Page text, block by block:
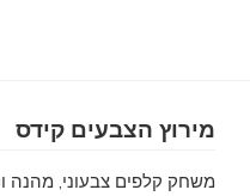
מירוץ הצבעים קידס